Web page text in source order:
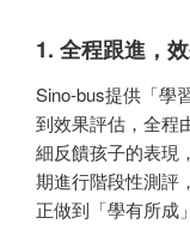
1. 全程跟進，
Sino-bus提供「學
到效果評估，全程
細反饋孩子的表現
期進行階段性測評
正做到「學有所成